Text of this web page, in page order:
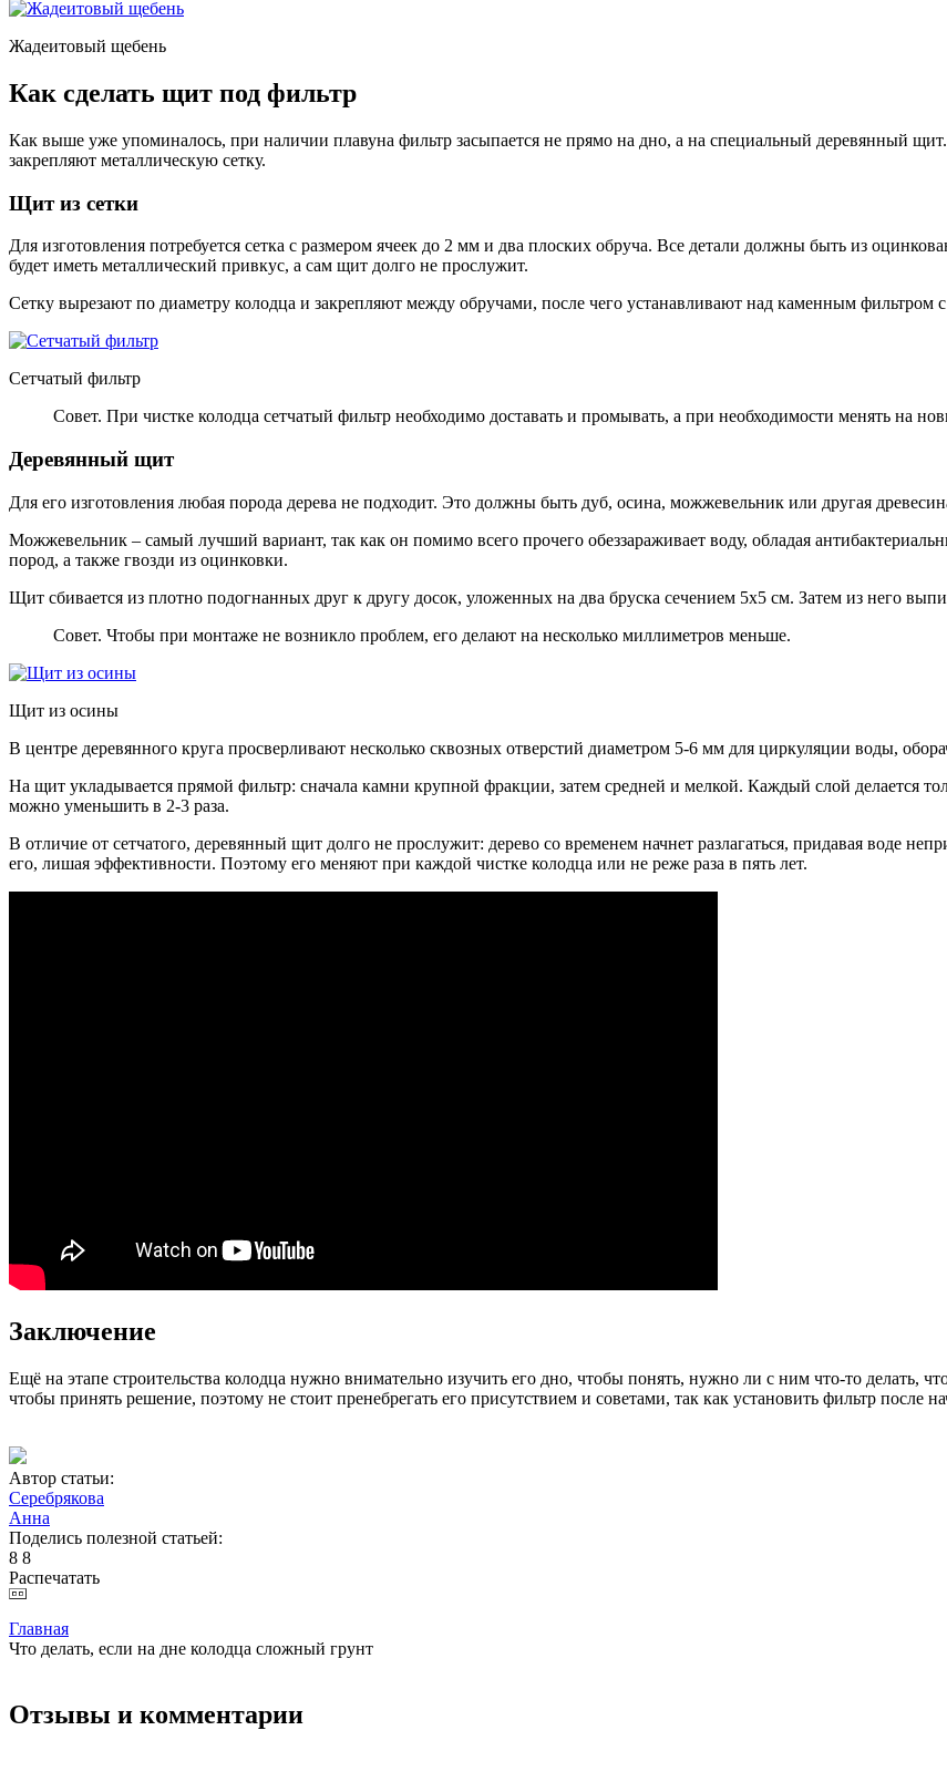
Жадеитовый щебень
Как сделать щит под фильтр
Как выше уже упоминалось, при наличии плавуна фильтр засыпается не прямо на дно, а на специальный деревянный
закрепляют металлическую сетку.
Щит из сетки
Для изготовления потребуется сетка с размером ячеек до 2 мм и два плоских обруча. Все детали должны быть из
будет иметь металлический привкус, а сам щит долго не прослужит.
Сетку вырезают по диаметру колодца и закрепляют между обручами, после чего устанавливают над каменным
Сетчатый фильтр
Совет. При чистке колодца сетчатый фильтр необходимо доставать и промывать, а при необходимости менять на
Деревянный щит
Для его изготовления любая порода дерева не подходит. Это должны быть дуб, осина, можжевельник или другая
Можжевельник – самый лучший вариант, так как он помимо всего прочего обеззараживает воду, обладая
пород, а также гвозди из оцинковки.
Щит сбивается из плотно подогнанных друг к другу досок, уложенных на два бруска сечением 5х5 см. Затем из него
Совет. Чтобы при монтаже не возникло проблем, его делают на несколько миллиметров меньше.
Щит из осины
В центре деревянного круга просверливают несколько сквозных отверстий диаметром 5-6 мм для циркуляции воды,
На щит укладывается прямой фильтр: сначала камни крупной фракции, затем средней и мелкой. Каждый слой делается
можно уменьшить в 2-3 раза.
В отличие от сетчатого, деревянный щит долго не прослужит: дерево со временем начнет разлагаться, придавая воде
его, лишая эффективности. Поэтому его меняют при каждой чистке колодца или не реже раза в пять лет.
Заключение
Ещё на этапе строительства колодца нужно внимательно изучить его дно, чтобы понять, нужно ли с ним что-то делать,
чтобы принять решение, поэтому не стоит пренебрегать его присутствием и советами, так как установить фильтр после
Автор статьи:
Серебрякова
Анна
Поделись полезной статьей:
8 8
Распечатать
Главная
Что делать, если на дне колодца сложный грунт
Отзывы и комментарии